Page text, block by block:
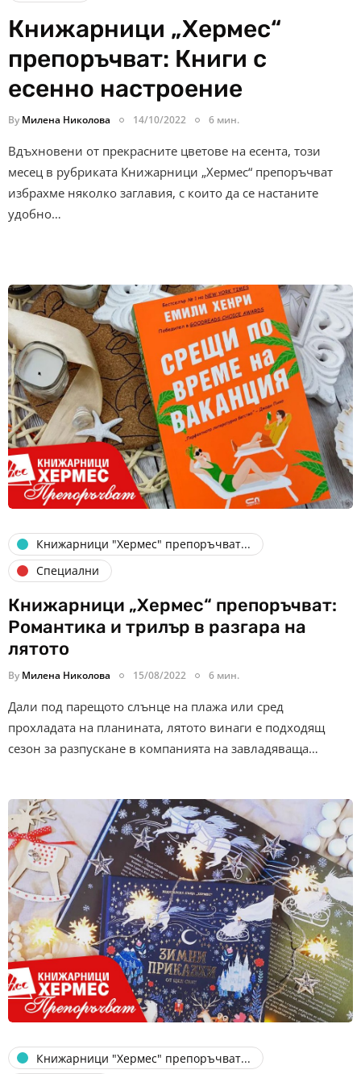
Книжарници „Хермес“
препоръчват: Книги с
есенно настроение
By Милена Николова 14/10/2022 6 мин.
Вдъхновени от прекрасните цветове на есента, този
месец в рубриката Книжарници „Хермес“ препоръчват
избрахме няколко заглавия, с които да се настаните
удобно…
Книжарници "Хермес" препоръчват...
Специални
Книжарници „Хермес“ препоръчват:
Романтика и трилър в разгара на
лятото
By Милена Николова 15/08/2022 6 мин.
Дали под парещото слънце на плажа или сред
прохладата на планината, лятото винаги е подходящ
сезон за разпускане в компанията на завладяваща…
Книжарници "Хермес" препоръчват...